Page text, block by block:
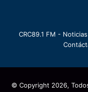
CRC89.1 FM -
© Copyright 2026,